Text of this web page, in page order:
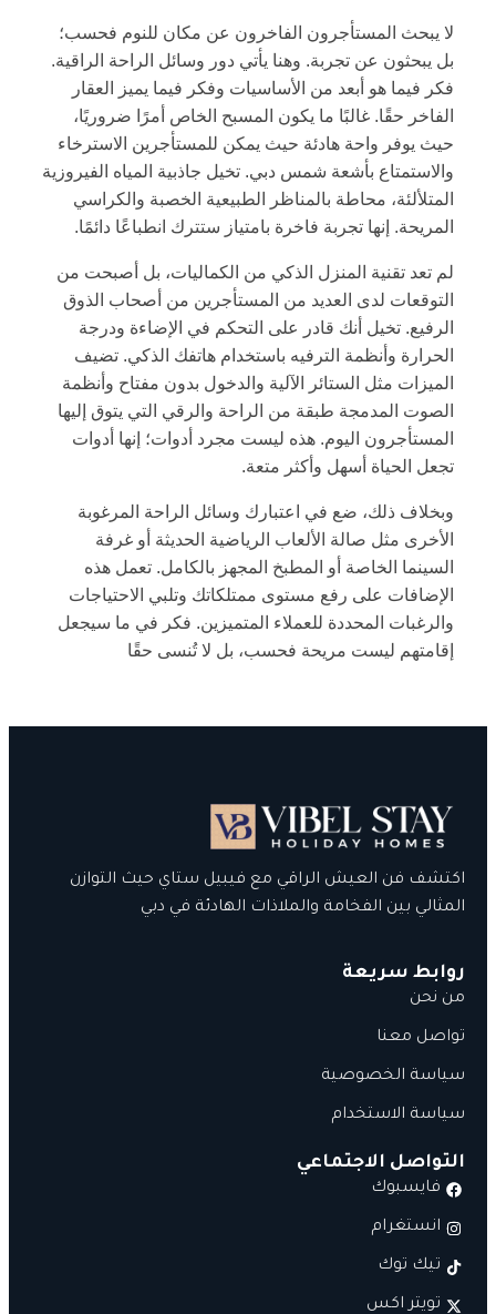
لا يبحث المستأجرون الفاخرون عن مكان للنوم فحسب؛
بل يبحثون عن تجربة. وهنا يأتي دور وسائل الراحة الراقية.
فكر فيما هو أبعد من الأساسيات وفكر فيما يميز العقار
الفاخر حقًا. غالبًا ما يكون المسبح الخاص أمرًا ضروريًا،
حيث يوفر واحة هادئة حيث يمكن للمستأجرين الاسترخاء
والاستمتاع بأشعة شمس دبي. تخيل جاذبية المياه الفيروزية
المتلألئة، محاطة بالمناظر الطبيعية الخصبة والكراسي
المريحة. إنها تجربة فاخرة بامتياز ستترك انطباعًا دائمًا.
لم تعد تقنية المنزل الذكي من الكماليات، بل أصبحت من
التوقعات لدى العديد من المستأجرين من أصحاب الذوق
الرفيع. تخيل أنك قادر على التحكم في الإضاءة ودرجة
الحرارة وأنظمة الترفيه باستخدام هاتفك الذكي. تضيف
الميزات مثل الستائر الآلية والدخول بدون مفتاح وأنظمة
الصوت المدمجة طبقة من الراحة والرقي التي يتوق إليها
المستأجرون اليوم. هذه ليست مجرد أدوات؛ إنها أدوات
تجعل الحياة أسهل وأكثر متعة.
وبخلاف ذلك، ضع في اعتبارك وسائل الراحة المرغوبة
الأخرى مثل صالة الألعاب الرياضية الحديثة أو غرفة
السينما الخاصة أو المطبخ المجهز بالكامل. تعمل هذه
الإضافات على رفع مستوى ممتلكاتك وتلبي الاحتياجات
والرغبات المحددة للعملاء المتميزين. فكر في ما سيجعل
إقامتهم ليست مريحة فحسب، بل لا تُنسى حقًا
اكتشف فن العيش الراقي مع فيبيل ستاي حيث التوازن
المثالي بين الفخامة والملاذات الهادئة في دبي
روابط سريعة
من نحن
تواصل معنا
سياسة الخصوصية
سياسة الاستخدام
التواصل الاجتماعي
فايسبوك
انستغرام
تيك توك
تويتر اكس